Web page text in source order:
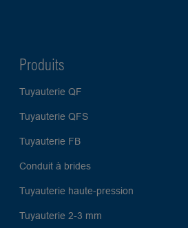
Produits
Tuyauterie QF
Tuyauterie QFS
Tuyauterie FB
Conduit à brides
Tuyauterie haute-pression
Tuyauterie 2-3 mm